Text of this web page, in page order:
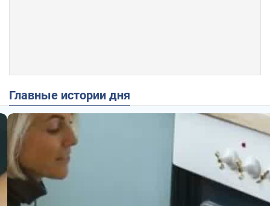
Главные истории дня